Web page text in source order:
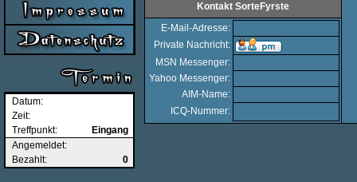
Datum:
Zeit:
Treffpunkt:
Eingang
Angemeldet:
Bezahlt:
0
Kontakt SorteFyrste
E-Mail-Adresse:
Private Nachricht:
MSN Messenger:
Yahoo Messenger:
AIM-Name:
ICQ-Nummer: